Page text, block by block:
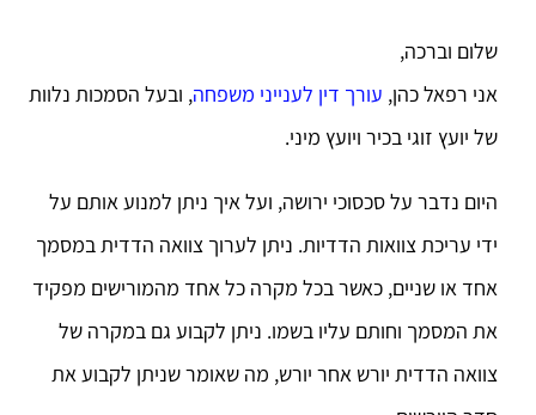
שלום וברכה,
אני רפאל כהן, עורך דין לענייני משפחה, ובעל הסמכות נלוות
של יועץ זוגי בכיר ויועץ מיני.
היום נדבר על סכסוכי ירושה, ועל איך ניתן למנוע אותם על
ידי עריכת צוואות הדדיות. ניתן לערוך צוואה הדדית במסמך
אחד או שניים, כאשר בכל מקרה כל אחד מהמורישים מפקיד
את המסמך וחותם עליו בשמו. ניתן לקבוע גם במקרה של
צוואה הדדית יורש אחר יורש, מה שאומר שניתן לקבוע את